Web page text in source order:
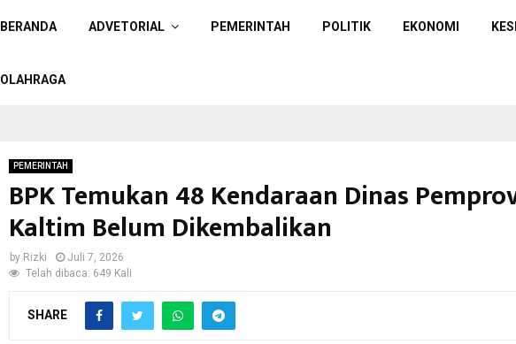
BERANDA ADVETORIAL PEMERINTAH POLITIK EKONOMI
OLAHRAGA
PEMERINTAH
BPK Temukan 48 Kendaraan Dinas
Kaltim Belum Dikembalikan
by Rizki
Juli 7, 2026
Telah dibaca: 649 Kali
SHARE